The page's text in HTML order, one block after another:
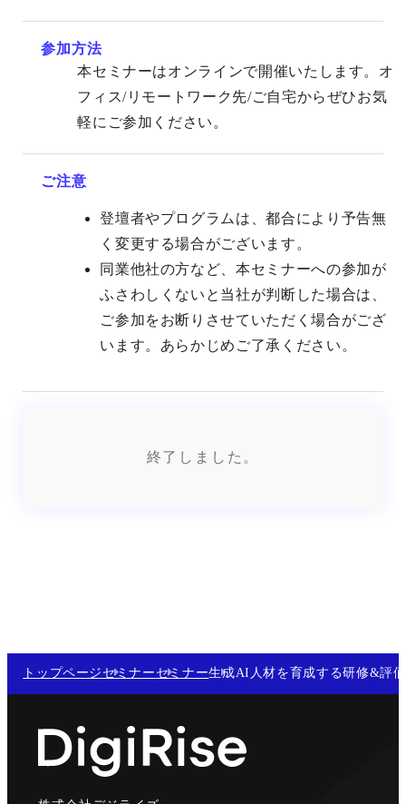
参加方法
本セミナーはオンラインで開催いたします。オ
フィス/リモートワーク先/ご自宅からぜひお気
軽にご参加ください。
ご注意
登壇者やプログラムは、都合により予告無
く変更する場合がございます。
同業他社の方など、本セミナーへの参加が
ふさわしくないと当社が判断した場合は、
ご参加をお断りさせていただく場合がござ
います。あらかじめご了承ください。
終了しました。
トップページセミナーセミナー生成AI人材を育成する研修&評